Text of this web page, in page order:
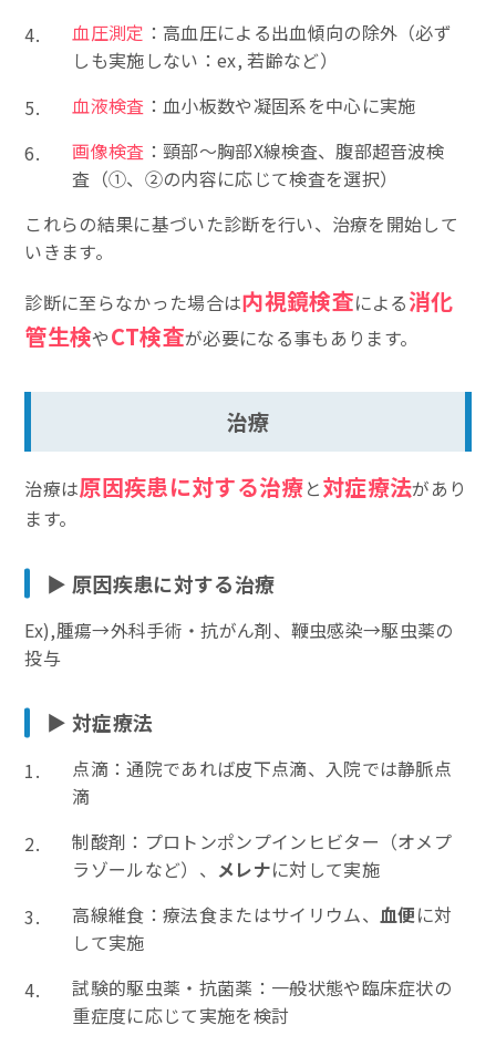
血圧測定 ：高血圧による出血傾向の除外（必ず
しも実施しない：ex, 若齢など）
血液検査 ：血小板数や凝固系を中心に実施
画像検査 ：頸部〜胸部X線検査、腹部超音波検
査（①、②の内容に応じて検査を選択）
これらの結果に基づいた診断を行い、治療を開始して
いきます。
診断に至らなかった場合は内視鏡検査による消化
管生検やCT検査が必要になる事もあります。
治療
治療は原因疾患に対する治療と対症療法があり
ます。
▶︎ 原因疾患に対する治療
Ex),腫瘍→外科手術・抗がん剤、鞭虫感染→駆虫薬の
投与
▶︎ 対症療法
点滴：通院であれば皮下点滴、入院では静脈点
滴
制酸剤：プロトンポンプインヒビター（オメプ
ラゾールなど）、 メレナに対して実施
高線維食：療法食またはサイリウム、 血便に対
して実施
試験的駆虫薬・抗菌薬 ：一般状態や臨床症状の
重症度に応じて実施を検討